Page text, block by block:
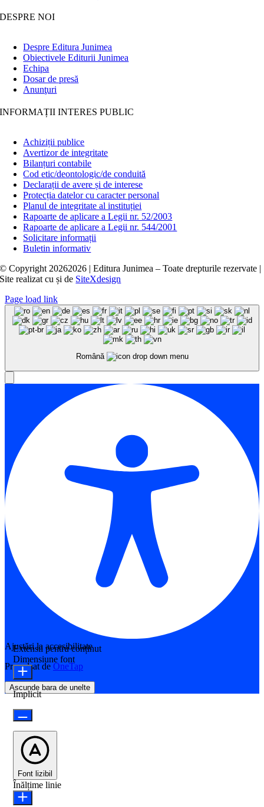
DESPRE NOI
Despre Editura Junimea
Obiectivele Editurii Junimea
Echipa
Dosar de presă
Anunţuri
INFORMAȚII INTERES PUBLIC
Achiziții publice
Avertizor de integritate
Bilanțuri contabile
Cod etic/deontologic/de conduită
Declarații de avere și de interese
Protecția datelor cu caracter personal
Planul de integritate al instituției
Rapoarte de aplicare a Legii nr. 52/2003
Rapoarte de aplicare a Legii nr. 544/2001
Solicitare informații
Buletin informativ
© Copyright 20262026 | Editura Junimea – Toate drepturile rezervate |
Site realizat cușide SiteXdesign
Page load link
Română
Ajustări la accesibilitate
Propulsat de OneTap
Ascunde bara de unelte
Extensii pentru conținut
Dimensiune font
Implicit
Font lizibil
Înălțime linie